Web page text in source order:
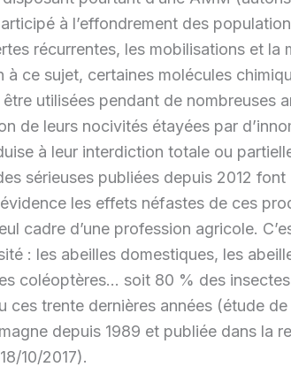
à l’effondrement des
récurrentes, les mobilisations et la
à ce sujet, certaines molécules
utilisées pendant de nombreuses
de leurs nocivités étayées par
à leur interdiction totale ou
sérieuses publiées depuis 2012 font
les effets néfastes de ces
cadre d’une profession agricole.
: les abeilles domestiques, les
coléoptères… soit 80 % des insectes
ces trente dernières années (étude de
depuis 1989 et publiée dans la
10/2017).